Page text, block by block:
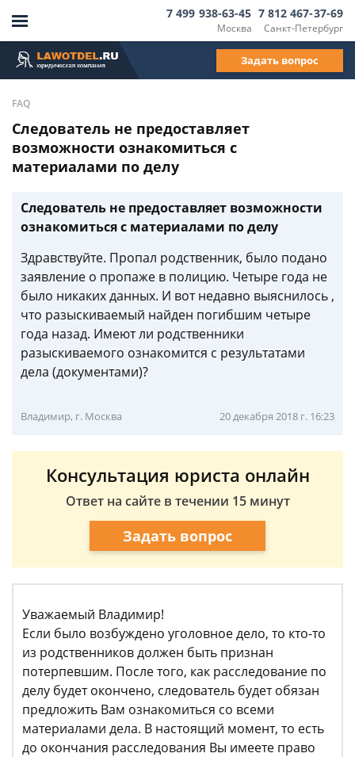
Москва
7 499 938-63-45
Санкт-Петербург
7 812 467-37-69
Задать вопрос
FAQ
Следователь не предоставляет
возможности ознакомиться с
материалами по делу
Следователь не предоставляет возможности
ознакомиться с материалами по делу
Здравствуйте. Пропал родственник, было подано
заявление о пропаже в полицию. Четыре года не
было никаких данных. И вот недавно выяснилось ,
что разыскиваемый найден погибшим четыре
года назад. Имеют ли родственники
разыскиваемого ознакомится с результатами
дела (документами)?
Владимир, г. Москва 20 декабря 2018 г. 16:23
Консультация юриста онлайн
Ответ на сайте в течении 15 минут
Задать вопрос
Уважаемый Владимир!
Если было возбуждено уголовное дело, то кто-то
из родственников должен быть признан
потерпевшим. После того, как расследование по
делу будет окончено, следователь будет обязан
предложить Вам ознакомиться со всеми
материалами дела. В настоящий момент, то есть
до окончания расследования Вы имеете право